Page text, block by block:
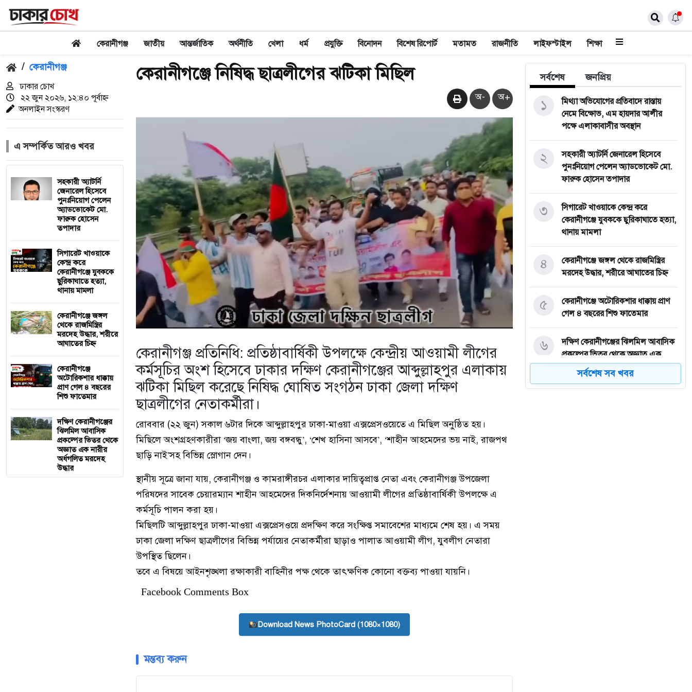
কেরানীগঞ্জ জাতীয় আন্তর্জাতিক অর্থনীতি খেলা ধর্ম প্রযুক্তি বিনোদন বিশেষ রিপোর্ট মতামত রাজনীতি লাইফস্টাইল শিক্ষা
/ কেরানীগঞ্জ
ঢাকার চোখ
২২ জুন ২০২৬, ১২:৪০ পূর্বাহ্ন
অনলাইন সংস্করণ
এ সম্পর্কিত আরও খবর
সহকারী অ্যাটর্নি
জেনারেল হিসেবে
পুনঃনিয়োগ পেলেন
অ্যাডভোকেট মো.
ফারুক হোসেন
তপাদার
সিগারেট খাওয়াকে
কেন্দ্র করে
কেরানীগঞ্জে যুবককে
ছুরিকাঘাতে হত্যা,
থানায় মামলা
কেরানীগঞ্জে জঙ্গল
থেকে রাজমিস্ত্রির
মরদেহ উদ্ধার, শরীরে
আঘাতের চিহ্ন
কেরানীগঞ্জে
অটোরিকশার ধাক্কায়
প্রাণ গেল ৪ বছরের
শিশু ফাতেমার
দক্ষিণ কেরানীগঞ্জের
ঝিলমিল আবাসিক
প্রকল্পের ভিতর থেকে
অজ্ঞাত এক নারীর
অর্ধগলিত মরদেহ
উদ্ধার
কেরানীগঞ্জে নিষিদ্ধ ছাত্রলীগের ঝটিকা মিছিল
অ- অ+
কেরানীগঞ্জ প্রতিনিধি: প্রতিষ্ঠাবার্ষিকী উপলক্ষে কেন্দ্রীয় আওয়ামী লীগের
কর্মসূচির অংশ হিসেবে ঢাকার দক্ষিণ কেরানীগঞ্জের আব্দুল্লাহপুর এলাকায়
ঝটিকা মিছিল করেছে নিষিদ্ধ ঘোষিত সংগঠন ঢাকা জেলা দক্ষিণ
ছাত্রলীগের নেতাকর্মীরা।
রোববার (২২ জুন) সকাল ৬টার দিকে আব্দুল্লাহপুর ঢাকা-মাওয়া এক্সপ্রেসওয়েতে এ মিছিল অনুষ্ঠিত হয়।
মিছিলে অংশগ্রহণকারীরা ‘জয় বাংলা, জয় বঙ্গবন্ধু’, ‘শেখ হাসিনা আসবে’, ‘শাহীন আহমেদের ভয় নাই, রাজপথ
ছাড়ি নাই’সহ বিভিন্ন স্লোগান দেন।
স্থানীয় সূত্রে জানা যায়, কেরানীগঞ্জ ও কামরাঙ্গীরচর এলাকার দায়িত্বপ্রাপ্ত নেতা এবং কেরানীগঞ্জ উপজেলা
পরিষদের সাবেক চেয়ারম্যান শাহীন আহমেদের দিকনির্দেশনায় আওয়ামী লীগের প্রতিষ্ঠাবার্ষিকী উপলক্ষে এ
কর্মসূচি পালন করা হয়।
মিছিলটি আব্দুল্লাহপুর ঢাকা-মাওয়া এক্সপ্রেসওয়ে প্রদক্ষিণ করে সংক্ষিপ্ত সমাবেশের মাধ্যমে শেষ হয়। এ সময়
ঢাকা জেলা দক্ষিণ ছাত্রলীগের বিভিন্ন পর্যায়ের নেতাকর্মীরা ছাড়াও পালাত আওয়ামী লীগ, যুবলীগ নেতারা
উপস্থিত ছিলেন।
তবে এ বিষয়ে আইনশৃঙ্খলা রক্ষাকারী বাহিনীর পক্ষ থেকে তাৎক্ষণিক কোনো বক্তব্য পাওয়া যায়নি।
Facebook Comments Box
Download News PhotoCard (1080×1080)
মন্তব্য করুন
সর্বশেষ জনপ্রিয়
মিথ্যা অভিযোগের প্রতিবাদে রাস্তায়
নেমে বিক্ষোভ, এম হায়দার আলীর
পক্ষে এলাকাবাসীর অবস্থান
১
সহকারী অ্যাটর্নি জেনারেল হিসেবে
পুনঃনিয়োগ পেলেন অ্যাডভোকেট মো.
ফারুক হোসেন তপাদার
২
সিগারেট খাওয়াকে কেন্দ্র করে
কেরানীগঞ্জে যুবককে ছুরিকাঘাতে হত্যা,
থানায় মামলা
৩
কেরানীগঞ্জে জঙ্গল থেকে রাজমিস্ত্রির
মরদেহ উদ্ধার, শরীরে আঘাতের চিহ্ন
৪
কেরানীগঞ্জে অটোরিকশার ধাক্কায় প্রাণ
গেল ৪ বছরের শিশু ফাতেমার
৫
দক্ষিণ কেরানীগঞ্জের ঝিলমিল আবাসিক
প্রকল্পের ভিতর থেকে অজ্ঞাত এক
নারীর অর্ধগলিত মরদেহ উদ্ধার
৬
সর্বশেষ সব খবর